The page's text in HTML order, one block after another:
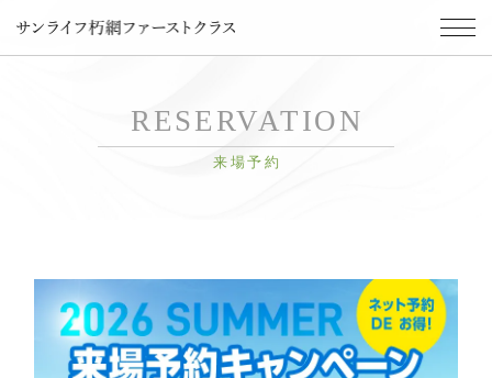
RESERVATION
来場予約